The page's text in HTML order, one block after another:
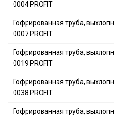
0004 PROFIT
Гофрированная труба,
0007 PROFIT
Гофрированная труба,
0019 PROFIT
Гофрированная труба,
0038 PROFIT
Гофрированная труба,